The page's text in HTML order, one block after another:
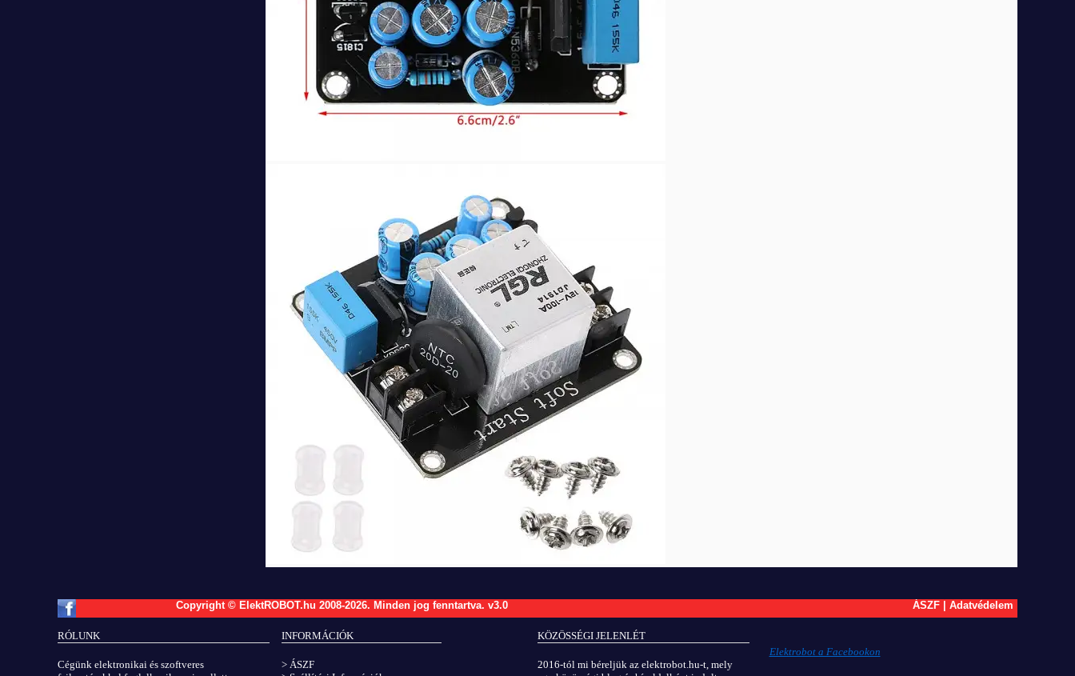
Copyright © ElektROBOT.hu 2008-2026. Minden jog fenntartva. v3.0 ÁSZF Adatvédelem
RÓLUNK
Cégünk elektronikai és szoftveres
INFORMÁCIÓK
> ÁSZF
KÖZÖSSÉGI JELENLÉT
2016-tól mi béreljük az elektrobot.hu-t, mely
Elektrobot a Facebookon